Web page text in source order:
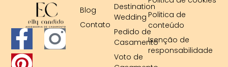
F
a
P
i
Destination
Wedding
Pedido de
Casamento
Voto de
Blog
Contato
Politica de
conteúdo
Isenção de
responsabilidade